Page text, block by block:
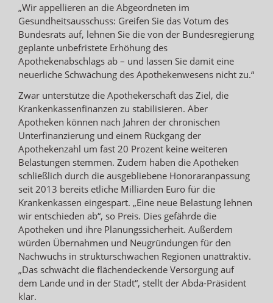
„Wir appellieren an die Abgeordneten im
Gesundheitsausschuss: Greifen Sie das Votum des
Bundesrats auf, lehnen Sie die von der Bundesregierung
geplante unbefristete Erhöhung des
Apothekenabschlags ab – und lassen Sie damit eine
neuerliche Schwächung des Apothekenwesens nicht zu.“
Zwar unterstütze die Apothekerschaft das Ziel, die
Krankenkassenfinanzen zu stabilisieren. Aber
Apotheken können nach Jahren der chronischen
Unterfinanzierung und einem Rückgang der
Apothekenzahl um fast 20 Prozent keine weiteren
Belastungen stemmen. Zudem haben die Apotheken
schließlich durch die ausgebliebene Honoraranpassung
seit 2013 bereits etliche Milliarden Euro für die
Krankenkassen eingespart. „Eine neue Belastung lehnen
wir entschieden ab“, so Preis. Dies gefährde die
Apotheken und ihre Planungssicherheit. Außerdem
würden Übernahmen und Neugründungen für den
Nachwuchs in strukturschwachen Regionen unattraktiv.
„Das schwächt die flächendeckende Versorgung auf
dem Lande und in der Stadt“, stellt der Abda-Präsident
klar.